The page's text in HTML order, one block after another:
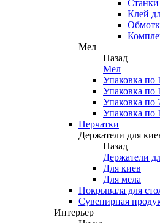
Станки
Клей
Мел
Назад
Мел
Упаковка по
Упаковка по
Упаковка по
Упаковка по
Перчатки
Держатели для
Назад
Держатели
Для киев
Для мела
Покрывала для
Сувенирная
Интерьер